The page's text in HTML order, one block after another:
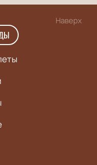
Наверх